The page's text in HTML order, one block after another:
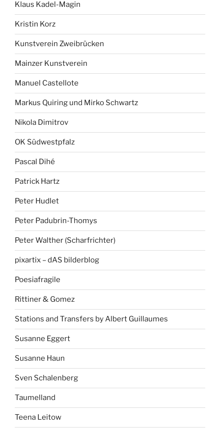
Klaus Kadel-Magin
Kristin Korz
Kunstverein Zweibrücken
Mainzer Kunstverein
Manuel Castellote
Markus Quiring und Mirko Schwartz
Nikola Dimitrov
OK Südwestpfalz
Pascal Dihé
Patrick Hartz
Peter Hudlet
Peter Padubrin-Thomys
Peter Walther (Scharfrichter)
pixartix – dAS bilderblog
Poesiafragile
Rittiner & Gomez
Stations and Transfers by Albert Guillaumes
Susanne Eggert
Susanne Haun
Sven Schalenberg
Taumelland
Teena Leitow